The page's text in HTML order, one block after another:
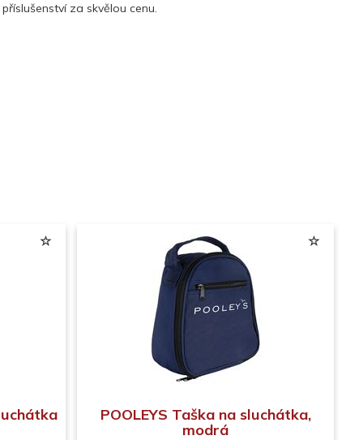
za skvělou cenu.
POOLEYS Taška na sluchátka,
modrá